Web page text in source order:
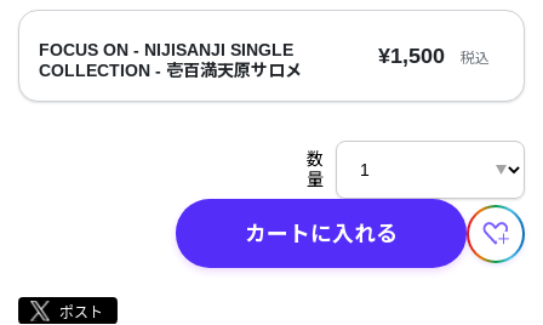
FOCUS ON - NIJISANJI SINGLE
COLLECTION - 壱百満天原サロメ
¥1,500 税込
数
量
カートに入れる